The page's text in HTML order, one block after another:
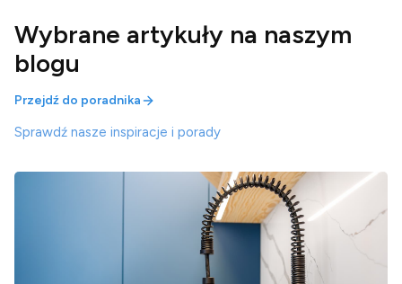
Wybrane artykuły na naszym
blogu
Przejdź do poradnika
Sprawdź nasze inspiracje i porady